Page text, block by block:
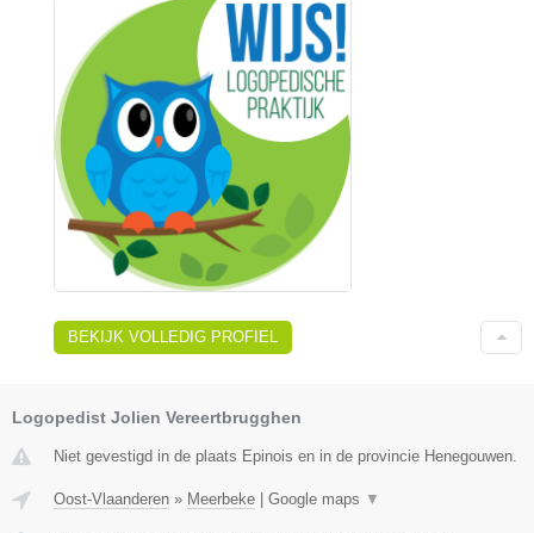
BEKIJK VOLLEDIG PROFIEL
Logopedist Jolien Vereertbrugghen
Niet gevestigd in de plaats Epinois en in de provincie Henegouwen.
Oost-Vlaanderen » Meerbeke Google maps ▼